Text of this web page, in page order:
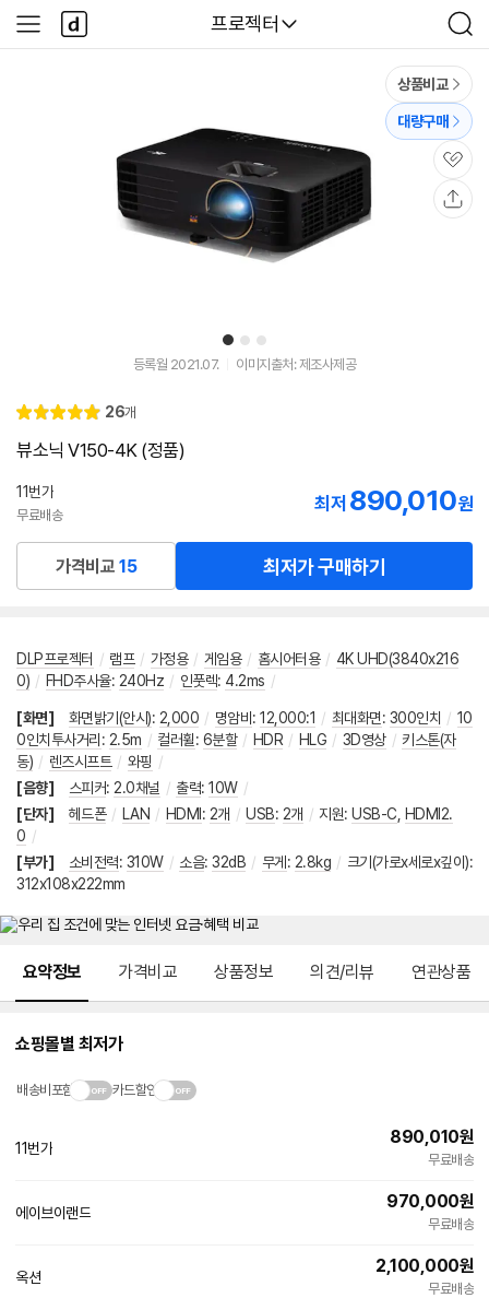
다나와
프로젝터
검
색
사
이
다
나
와
1 2 3
상품비교
대량구매
관
심
등록월 2021.07. 이미지출처: 제조사제공
별
점
5.
0
리
26개
뷰소닉 V150-4K (정품)
11번가
무료배송
최저 890,010원
가격비교 15 최저가 구매하기
DLP프로젝터 / 램프 / 가정용 / 게임용 / 홈시어터용 / 4K UHD(3840x216
0) / FHD주사율: 240Hz / 인풋렉: 4.2ms /
[화면] 화면밝기(안시): 2,000 / 명암비 : 12,000:1 / 최대화면: 300인치 / 10
0인치투사거리 : 2.5m / 컬러휠: 6분할 / HDR / HLG / 3D영상 / 키스톤(자
동) / 렌즈시프트 / 와핑 /
[음향]
스피커: 2.0채널 / 출력: 10W /
[단자]
헤드폰 / LAN / HDMI : 2개 / USB: 2개 / 지원: USB-C
HDMI2.
0 /
[부가]
소비전력: 310W / 소음: 32dB / 무게 : 2.8kg / 크기(가로x세로x깊이):
312x108x222mm
요약정보 가격비교 상품정보 의견/리뷰 연관상품
쇼핑몰별 최저가
배송비포함 카드할인
11번가
890,010원
무료배송
에이브이랜드
970,000원
무료배송
옥션
2,100,000원
무료배송